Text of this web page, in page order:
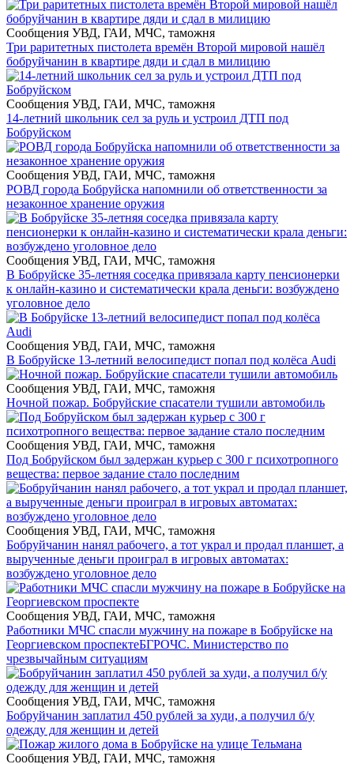
Сообщения УВД, ГАИ, МЧС, таможня
Три раритетных пистолета времён Второй мировой нашёл
бобруйчанин в квартире дяди и сдал в милицию
Сообщения УВД, ГАИ, МЧС, таможня
14-летний школьник сел за руль и устроил ДТП под
Бобруйском
Сообщения УВД, ГАИ, МЧС, таможня
РОВД города Бобруйска напомнили об ответственности за
незаконное хранение оружия
Сообщения УВД, ГАИ, МЧС, таможня
В Бобруйске 35-летняя соседка привязала карту пенсионерки
к онлайн-казино и систематически крала деньги: возбуждено
уголовное дело
Сообщения УВД, ГАИ, МЧС, таможня
В Бобруйске 13-летний велосипедист попал под колёса Audi
Сообщения УВД, ГАИ, МЧС, таможня
Ночной пожар. Бобруйские спасатели тушили автомобиль
Сообщения УВД, ГАИ, МЧС, таможня
Под Бобруйском был задержан курьер с 300 г психотропного
вещества: первое задание стало последним
Сообщения УВД, ГАИ, МЧС, таможня
Бобруйчанин нанял рабочего, а тот украл и продал планшет, а
вырученные деньги проиграл в игровых автоматах:
возбуждено уголовное дело
Сообщения УВД, ГАИ, МЧС, таможня
Работники МЧС спасли мужчину на пожаре в Бобруйске на
Георгиевском проспектеБГРОЧС. Министерство по
чрезвычайным ситуациям
Сообщения УВД, ГАИ, МЧС, таможня
Бобруйчанин заплатил 450 рублей за худи, а получил б/у
одежду для женщин и детей
Сообщения УВД, ГАИ, МЧС, таможня